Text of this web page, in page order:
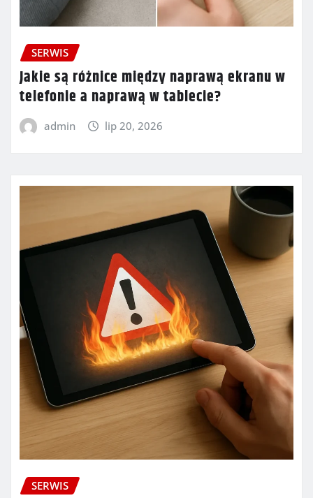
SERWIS
Jakie są różnice między naprawą ekranu w
telefonie a naprawą w tablecie?
admin lip 20, 2026
SERWIS